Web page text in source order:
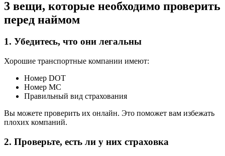
3 вещи, которые необходимо проверить
перед наймом
1. Убедитесь, что они легальны
Хорошие транспортные компании имеют:
Номер DOT
Номер MC
Правильный вид страхования
Вы можете проверить их онлайн. Это поможет вам избежать
плохих компаний.
2. Проверьте, есть ли у них страховка